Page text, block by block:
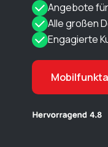
Angebote
Alle großen
Engagierte